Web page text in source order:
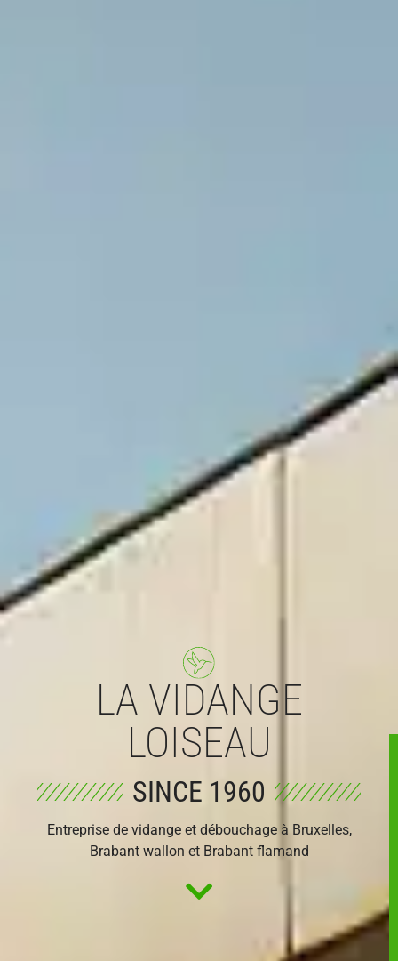
LA VIDANGE
LOISEAU
SINCE 1960
Entreprise de vidange et débouchage à Bruxelles,
Brabant wallon et Brabant flamand